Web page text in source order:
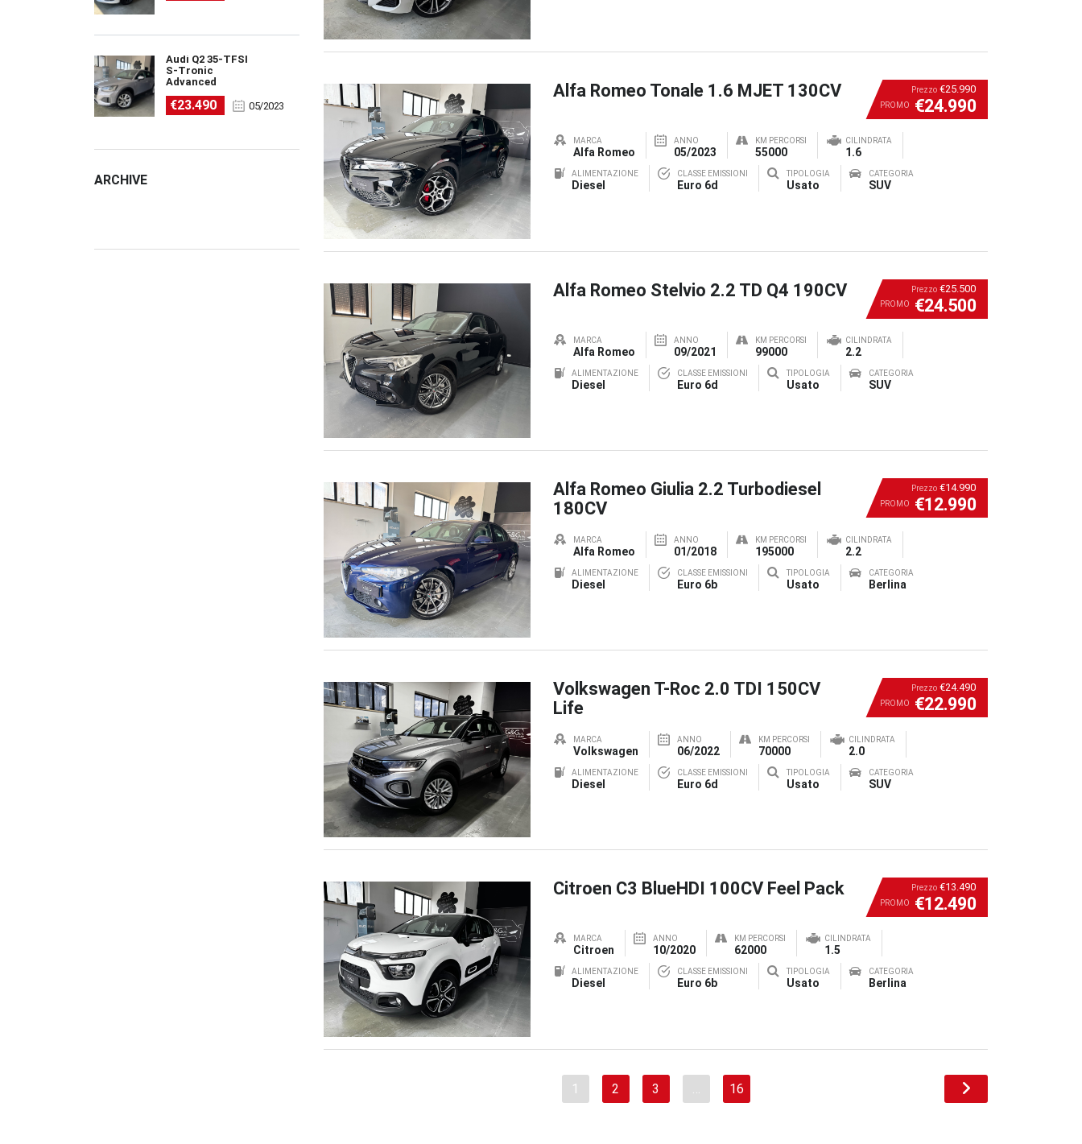
Audi Q2 35-TFSI
S-Tronic
Advanced
€23.490 05/2023
ARCHIVE
Prezzo €25.990
PROMO €24.990
Alfa Romeo Tonale 1.6 MJET 130CV
MARCA
Alfa Romeo
ANNO
05/2023
KM PERCORSI
55000
CILINDRATA
1.6
ALIMENTAZIONE
Diesel
CLASSE EMISSIONI
Euro 6d
TIPOLOGIA
Usato
CATEGORIA
SUV
Prezzo €25.500
PROMO €24.500
Alfa Romeo Stelvio 2.2 TD Q4 190CV
MARCA
Alfa Romeo
ANNO
09/2021
KM PERCORSI
99000
CILINDRATA
2.2
ALIMENTAZIONE
Diesel
CLASSE EMISSIONI
Euro 6d
TIPOLOGIA
Usato
CATEGORIA
SUV
Prezzo €14.990
PROMO €12.990
Alfa Romeo Giulia 2.2 Turbodiesel
180CV
MARCA
Alfa Romeo
ANNO
01/2018
KM PERCORSI
195000
CILINDRATA
2.2
ALIMENTAZIONE
Diesel
CLASSE EMISSIONI
Euro 6b
TIPOLOGIA
Usato
CATEGORIA
Berlina
Prezzo €24.490
PROMO €22.990
Volkswagen T-Roc 2.0 TDI 150CV
Life
MARCA
Volkswagen
ANNO
06/2022
KM PERCORSI
70000
CILINDRATA
2.0
ALIMENTAZIONE
Diesel
CLASSE EMISSIONI
Euro 6d
TIPOLOGIA
Usato
CATEGORIA
SUV
Prezzo €13.490
PROMO €12.490
Citroen C3 BlueHDI 100CV Feel Pack
MARCA
Citroen
ANNO
10/2020
KM PERCORSI
62000
CILINDRATA
1.5
ALIMENTAZIONE
Diesel
CLASSE EMISSIONI
Euro 6b
TIPOLOGIA
Usato
CATEGORIA
Berlina
1 2 3 16